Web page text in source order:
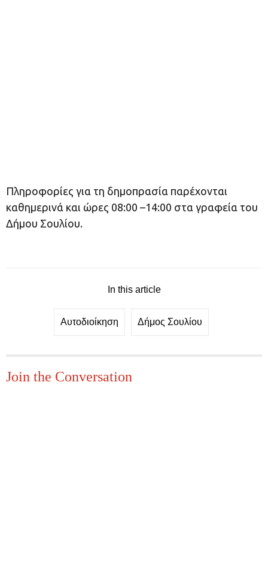
Πληροφορίες για τη δημοπρασία παρέχονται
καθημερινά και ώρες 08:00 –14:00 στα γραφεία του
Δήμου Σουλίου.
In this article
Αυτοδιοίκηση Δήμος Σουλίου
Join the Conversation